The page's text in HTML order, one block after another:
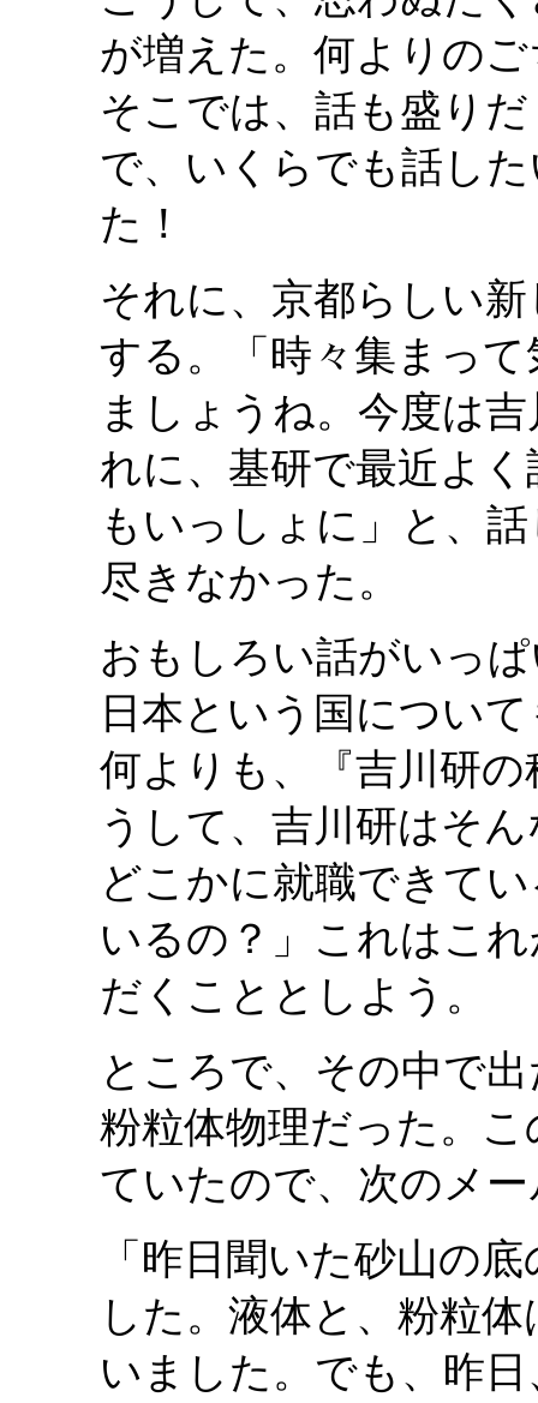
が増えた。何よりの
そこでは、話も盛り
で、いくらでも話し
た！
それに、京都らしい
する。「時々集まっ
ましょうね。今度は
れに、基研で最近よ
もいっしょに」と、
尽きなかった。
おもしろい話がいっ
日本という国につい
何よりも、『吉川研
うして、吉川研はそ
どこかに就職できて
いるの？」これはこ
だくこととしよう。
ところで、その中で
粉粒体物理だった。
ていたので、次のメ
「昨日聞いた砂山の
した。液体と、粉粒
いました。でも、昨